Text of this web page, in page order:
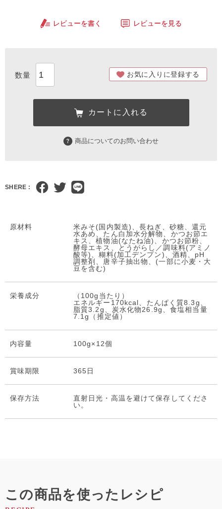
レビューを書く レビューを見る
お気に入りに登録する
カートに入れる
商品についてのお問い合わせ
SHERE :
原材料
米みそ(国内製造)、長ねぎ、砂糖、還元
水あめ、たん白加水分解物、かつお節エ
キス、植物油(なたね油)、かつお節粉、
酵母エキス、とうがらし／調味料(アミノ
酸等)、糊料(加工デンプン)、酒精、pH
調整剤、唐辛子抽出物、(一部に小麦・大
豆を含む)
栄養成分
（100g当たり）
エネルギー170kcal、たんぱく質8.3g、
脂質3.2g、炭水化物26.9g、食塩相当量
7.1g（推定値）
内容量 100g×12個
賞味期限 365日
保存⽅法
直射日光・高温を避けて保存してくださ
い。
この商品を使ったレシピ